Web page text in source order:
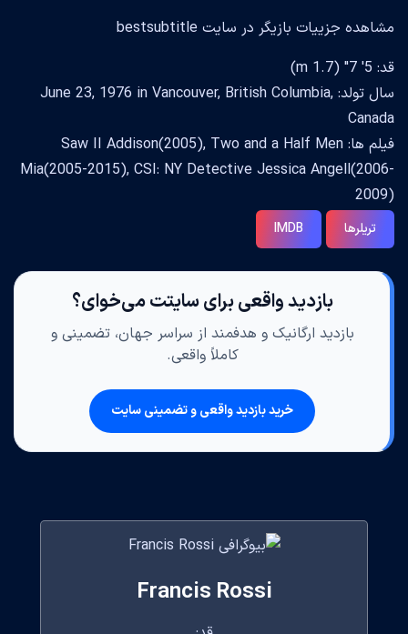
مشاهده جزییات بازیگر در سایت bestsubtitle
قد: 5' 7" (1.7 m)
سال تولد: June 23, 1976 in Vancouver, British Columbia,
Canada
فیلم ها: Saw II Addison(2005), Two and a Half Men
Mia(2005-2015), CSI: NY Detective Jessica Angell(2006-
2009)
تریلرها IMDB
بازدید واقعی برای سایتت می‌خوای؟
بازدید ارگانیک و هدفمند از سراسر جهان، تضمینی و
کاملاً واقعی.
خرید بازدید واقعی و تضمینی سایت
Francis Rossi